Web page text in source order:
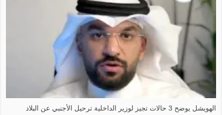
الهويشل يوضح 3 حالات تجيز لوزير الداخلية ترحيل الأجنبي عن البلاد